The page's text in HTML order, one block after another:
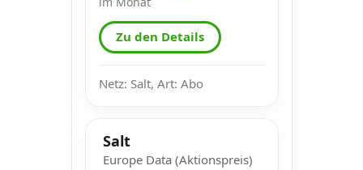
Zu den Details
Netz: Salt, Art: Abo
Salt
Europe Data (Aktionspreis)